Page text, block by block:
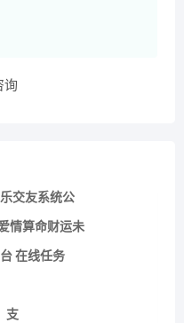
询
交友系统公
情算命财运未
在线任务
支